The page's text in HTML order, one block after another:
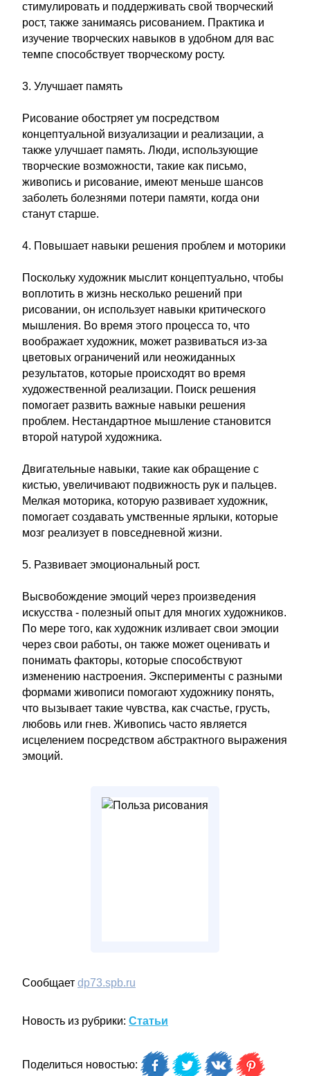
стимулировать и поддерживать свой творческий
рост, также занимаясь рисованием. Практика и
изучение творческих навыков в удобном для вас
темпе способствует творческому росту.
3. Улучшает память
Рисование обостряет ум посредством
концептуальной визуализации и реализации, а
также улучшает память. Люди, использующие
творческие возможности, такие как письмо,
живопись и рисование, имеют меньше шансов
заболеть болезнями потери памяти, когда они
станут старше.
4. Повышает навыки решения проблем и моторики
Поскольку художник мыслит концептуально, чтобы
воплотить в жизнь несколько решений при
рисовании, он использует навыки критического
мышления. Во время этого процесса то, что
воображает художник, может развиваться из-за
цветовых ограничений или неожиданных
результатов, которые происходят во время
художественной реализации. Поиск решения
помогает развить важные навыки решения
проблем. Нестандартное мышление становится
второй натурой художника.
Двигательные навыки, такие как обращение с
кистью, увеличивают подвижность рук и пальцев.
Мелкая моторика, которую развивает художник,
помогает создавать умственные ярлыки, которые
мозг реализует в повседневной жизни.
5. Развивает эмоциональный рост.
Высвобождение эмоций через произведения
искусства - полезный опыт для многих художников.
По мере того, как художник изливает свои эмоции
через свои работы, он также может оценивать и
понимать факторы, которые способствуют
изменению настроения. Эксперименты с разными
формами живописи помогают художнику понять,
что вызывает такие чувства, как счастье, грусть,
любовь или гнев. Живопись часто является
исцелением посредством абстрактного выражения
эмоций.
Сообщает dp73.spb.ru
Новость из рубрики: Статьи
Поделиться новостью: